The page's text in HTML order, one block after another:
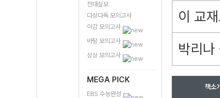
전대실모
다상다독 모의고사
이감 모의고사
바탕 모의고사
상상 모의고사
MEGA PICK
EBS 수능완성
이 교
박리
책소